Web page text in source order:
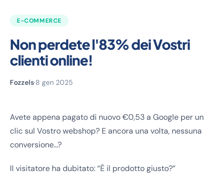
E-COMMERCE
Non perdete l'83% dei Vostri
clienti online!
Fozzels·8 gen 2025
Avete appena pagato di nuovo €0,53 a Google per un
clic sul Vostro webshop? E ancora una volta, nessuna
conversione…?
Il visitatore ha dubitato: “È il prodotto giusto?”